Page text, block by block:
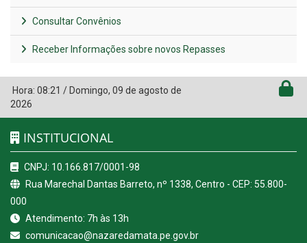
Consultar Convênios
Receber Informações sobre novos Repasses
Hora: 08:21 / Domingo, 09 de agosto de
2026
INSTITUCIONAL
CNPJ: 10.166.817/0001-98
Rua Marechal Dantas Barreto, nº 1338, Centro - CEP: 55.800-
000
Atendimento: 7h às 13h
comunicacao@nazaredamata.pe.gov.br